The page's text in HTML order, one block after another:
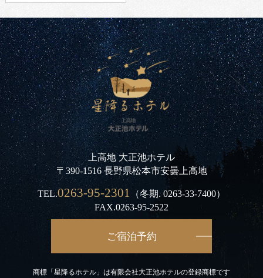
上高地 大正池ホテル
〒390-1516 長野県松本市安曇上高地
TEL.0263-95-2301 （冬期.0263-33-7400）
FAX.0263-95-2522
ご宿泊予約
商標「星降るホテル」は有限会社大正池ホテルの登録商標です